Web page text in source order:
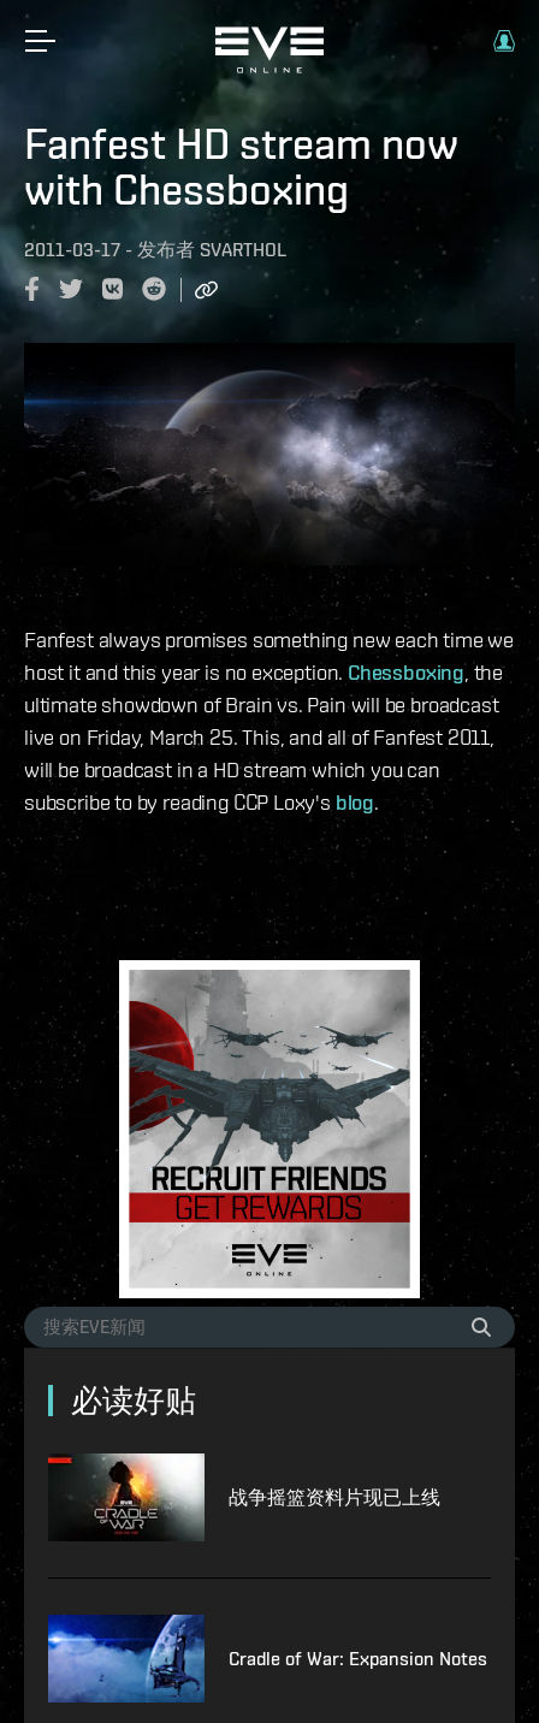
Fanfest HD stream now
with Chessboxing
2011-03-17 - 发布者 SVARTHOL
Fanfest always promises something new each time we
host it and this year is no exception. Chessboxing, the
ultimate showdown of Brain vs. Pain will be broadcast
live on Friday, March 25. This, and all of Fanfest 2011,
will be broadcast in a HD stream which you can
subscribe to by reading CCP Loxy's blog.
必读好贴
战争摇篮资料片现已上线
Cradle of War: Expansion Notes